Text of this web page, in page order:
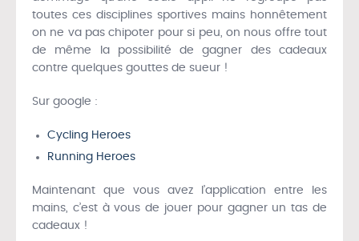
toutes ces disciplines sportives mains honnêtement
on ne va pas chipoter pour si peu, on nous offre tout
de même la possibilité de gagner des cadeaux
contre quelques gouttes de sueur !
Sur google :
Cycling Heroes
Running Heroes
Maintenant que vous avez l’application entre les
mains, c’est à vous de jouer pour gagner un tas de
cadeaux !